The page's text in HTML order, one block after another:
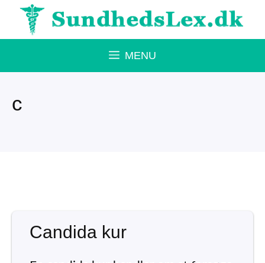
Hop
MENU
c
Candida kur